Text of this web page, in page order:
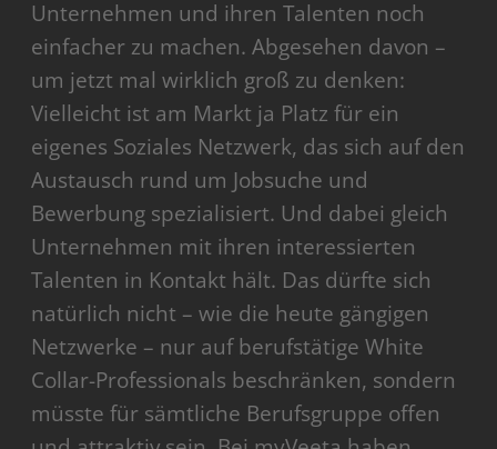
Unternehmen und ihren Talenten noch
einfacher zu machen. Abgesehen davon –
um jetzt mal wirklich groß zu denken:
Vielleicht ist am Markt ja Platz für ein
eigenes Soziales Netzwerk, das sich auf den
Austausch rund um Jobsuche und
Bewerbung spezialisiert. Und dabei gleich
Unternehmen mit ihren interessierten
Talenten in Kontakt hält. Das dürfte sich
natürlich nicht – wie die heute gängigen
Netzwerke – nur auf berufstätige White
Collar-Professionals beschränken, sondern
müsste für sämtliche Berufsgruppe offen